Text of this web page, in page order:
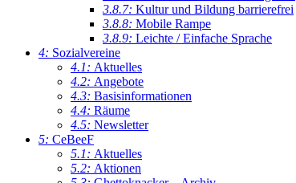
3.8.7: Kultur und Bildung barrierefrei
3.8.8: Mobile Rampe
3.8.9: Leichte / Einfache Sprache
4: Sozialvereine
4.1: Aktuelles
4.2: Angebote
4.3: Basisinformationen
4.4: Räume
4.5: Newsletter
5: CeBeeF
5.1: Aktuelles
5.2: Aktionen